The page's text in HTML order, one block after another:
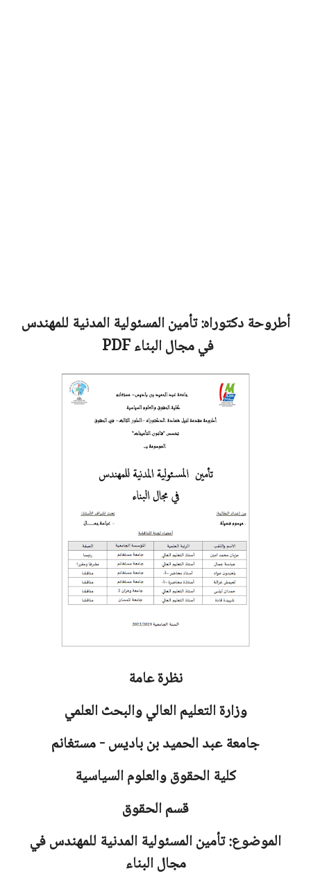
أطروحة دكتوراه:تأمين المسئولية المدنية للمهندس
في مجال البناءPDF
نظرة عامة
وزارة التعليم العالي والبحث العلمي
جامعةعبد الحميد بن باديس - مستغانم
كلية الحقوق والعلوم السياسية
قسم الحقوق
الموضوع: تأمين المسئولية المدنية للمهندس في
مجال البناء